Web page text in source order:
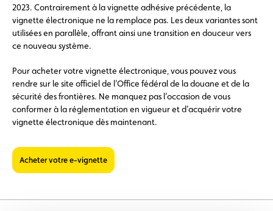
2023. Contrairement à la vignette adhésive précédente, la
vignette électronique ne la remplace pas. Les deux variantes sont
utilisées en parallèle, offrant ainsi une transition en douceur vers
ce nouveau système.
Pour acheter votre vignette électronique, vous pouvez vous
rendre sur le site officiel de l’Office fédéral de la douane et de la
sécurité des frontières. Ne manquez pas l’occasion de vous
conformer à la réglementation en vigueur et d’acquérir votre
vignette électronique dès maintenant.
Acheter votre e-vignette